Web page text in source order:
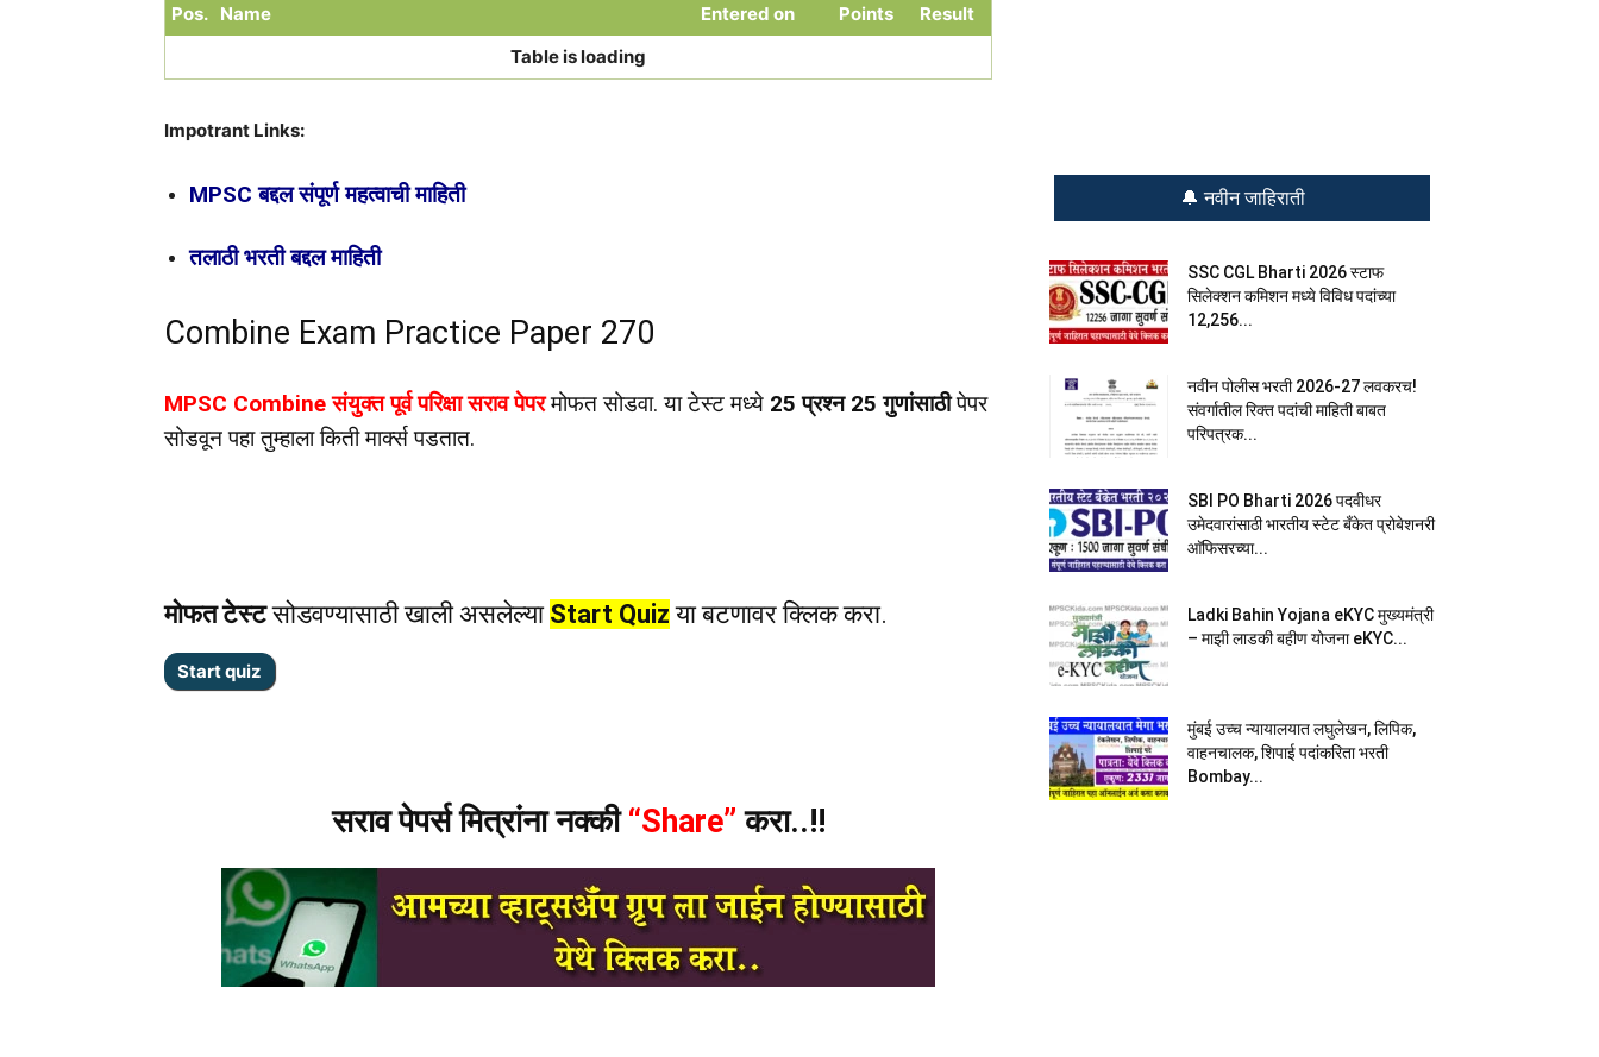
Pos. Name Entered on Points
Result
Table is loading
Impotrant Links:
MPSC बद्दल संपूर्ण महत्वाची माहिती
तलाठी भरती बद्दल माहिती
Combine Exam Practice Paper 270
MPSC Combine संयुक्त पूर्व परिक्षा सराव पेपरमोफत सोडवा. या टेस्ट मध्ये 25 प्रश्न 25 गुणांसाठीपेपर
सोडवून पहा तुम्हाला किती मार्क्स पडतात.
मोफत टेस्टसोडवण्यासाठी खाली असलेल्या Start Quiz या बटणावर क्लिक करा.
सराव पेपर्स मित्रांना नक्की“Share” करा..!!
🔔 नवीन जाहिराती
SSC CGL Bharti 2026 स्टाफ
सिलेक्शन कमिशन मध्ये विविध पदांच्या
12,256...
नवीन पोलीस भरती 2026-27 लवकरच!
संवर्गातील रिक्त पदांची माहिती बाबत
परिपत्रक...
SBI PO Bharti 2026 पदवीधर
उमेदवारांसाठी भारतीय स्टेट बँकेत प्रोबेशनरी
आ‍ॅफिसरच्या...
Ladki Bahin Yojana eKYC मुख्यमंत्री
– माझी लाडकी बहीण योजना eKYC...
मुंबई उच्च न्यायालयात लघुलेखन, लिपिक,
वाहनचालक, शिपाई पदांकरिता भरती
Bombay...